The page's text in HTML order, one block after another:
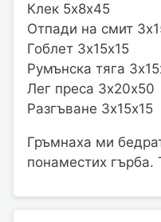
Клек 5х8х45
Отпади на смит
Гоблет 3х15х15
Румънска тяга
Лег преса 3х20х50
Разгъване 3х15х15
Гръмнаха ми
понаместих гърба.